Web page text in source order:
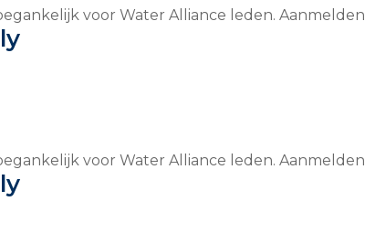
voor Water Alliance leden. Aanmelden
voor Water Alliance leden. Aanmelden